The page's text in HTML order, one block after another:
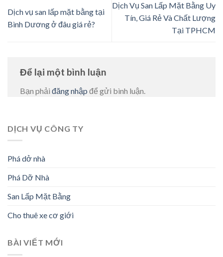
Dịch vụ san lấp mặt bằng tại
Bình Dương ở đâu giá rẻ?
Dịch Vụ San Lấp Mặt Bằng Uy
Tín, Giá Rẻ Và Chất Lượng
Tại TPHCM
Để lại một bình luận
Bạn phải đăng nhập để gửi bình luận.
DỊCH VỤ CÔNG TY
Phá dở nhà
Phá Dỡ Nhà
San Lấp Mặt Bằng
Cho thuê xe cơ giới
BÀI VIẾT MỚI